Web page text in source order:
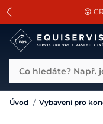
😮
📐Pasování a
Úvod / Vybavení pro